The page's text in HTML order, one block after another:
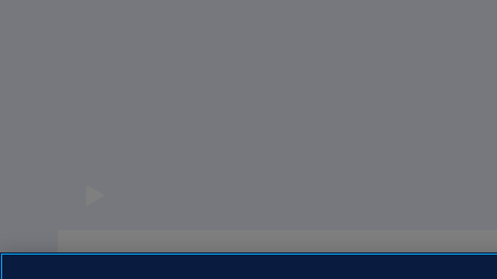
Lionel Messi aos 17 | Campeonato Mundial